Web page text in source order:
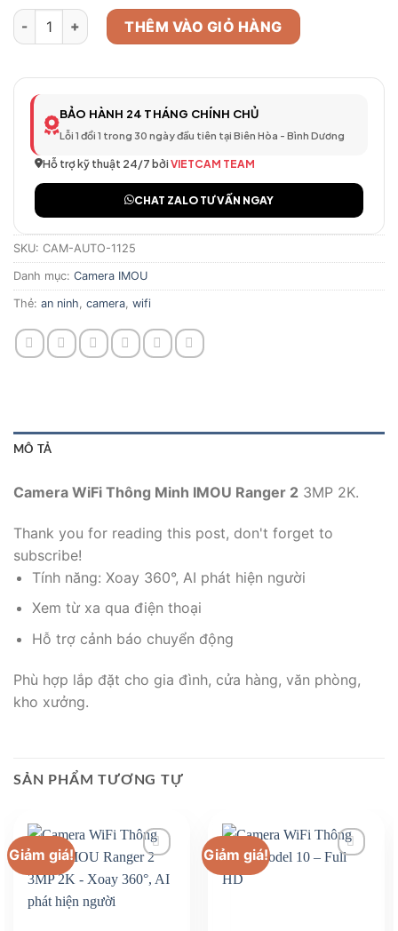
Camera WiFi Thông Minh Model 126 – Full HD số lượng
THÊM VÀO GIỎ HÀNG
BẢO HÀNH 24 THÁNG CHÍNH CHỦ
Lỗi 1 đổi 1 trong 30 ngày đầu tiên tại Biên Hòa - Bình Dương
Hỗ trợ kỹ thuật 24/7 bởi VIETCAM TEAM
CHAT ZALO TƯ VẤN NGAY
SKU: CAM-AUTO-1125
Danh mục: Camera IMOU
Thẻ: an ninh camera wifi
MÔ TẢ
Camera WiFi Thông Minh IMOU Ranger 2 3MP 2K.
Thank you for reading this post, don't forget to
subscribe!
Tính năng: Xoay 360°, AI phát hiện người
Xem từ xa qua điện thoại
Hỗ trợ cảnh báo chuyển động
Phù hợp lắp đặt cho gia đình, cửa hàng, văn phòng,
kho xưởng.
SẢN PHẨM TƯƠNG TỰ
Giảm giá! Giảm giá!